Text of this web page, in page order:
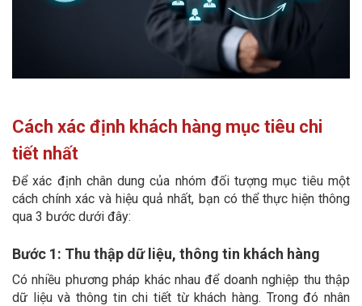
Cách xác định khách hàng mục tiêu chi
tiết nhất
Để xác định chân dung của nhóm đối tượng mục tiêu một
cách chính xác và hiệu quả nhất, bạn có thể thực hiện thông
qua 3 bước dưới đây:
Bước 1: Thu thập dữ liệu, thông tin khách hàng
Có nhiều phương pháp khác nhau để doanh nghiệp thu thập
dữ liệu và thông tin chi tiết từ khách hàng. Trong đó nhân